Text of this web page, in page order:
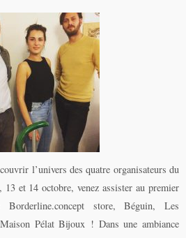
l’univers des quatre organisateurs du
et 14 octobre, venez assister au premier
store, Béguin, Les
Pélat Bijoux ! Dans une ambiance